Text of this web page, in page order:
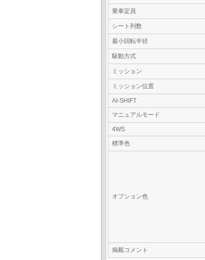
乗車定員
シート列数
最小回転半径
駆動方式
ミッション
ミッション位置
AI-SHIFT
マニュアルモード
4WS
標準色
オプション色
掲載コメント